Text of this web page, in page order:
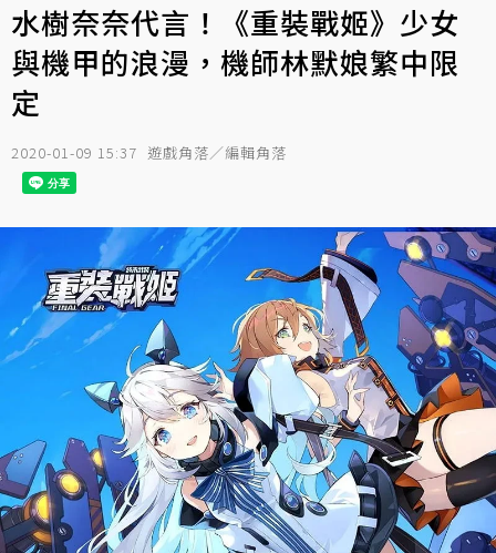
水樹奈奈代言！《重裝戰姬》少女
與機甲的浪漫，機師林默娘繁中限
定
2020-01-09 15:37 遊戲角落／編輯角落